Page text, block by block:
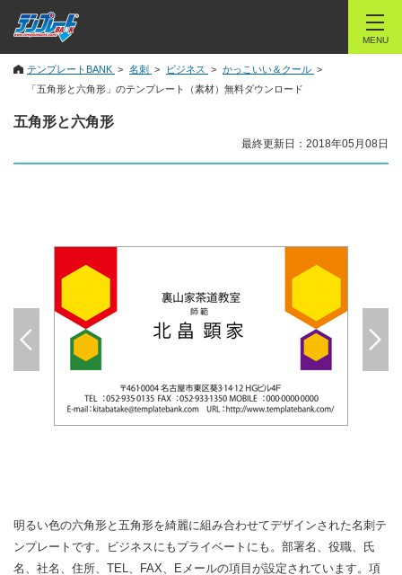
MENU
テンプレートBANK 名刺 ビジネス
かっこいい＆クール
「五角形と六角形」のテンプレート（素材）無料ダウンロード
五角形と六角形
最終更新日：2018年05月08日
明るい色の六角形と五角形を綺麗に組み合わせてデザインされた名刺テ
ンプレートです。ビジネスにもプライベートにも。部署名、役職、氏
名、社名、住所、TEL、FAX、Eメールの項目が設定されています。項